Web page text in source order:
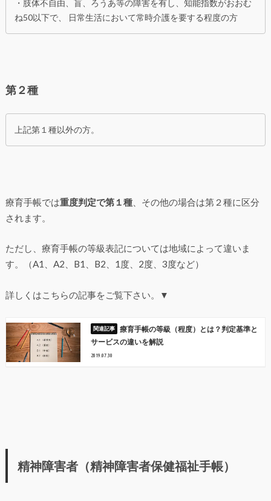
・肢体不自由、盲、ろうあ等の障害を有し、知能指数がおおむ
ね50以下で、 日常生活において常時介護を要する程度の方
第２種
上記第１種以外の方。
療育手帳では重度判定で第１種、その他の場合は第２種に区分
されます。
ただし、療育手帳の等級表記については地域によって違いま
す。（A1、A2、B1、B2、1度、2度、3度など）
詳しくはこちらの記事をご覧下さい。▼
療育手帳の等級（程度）とは？判定基準と
サービスの違いを解説
2019.07.30
精神障害者（精神障害者保健福祉手帳）